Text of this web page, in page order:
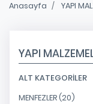
Anasayfa YAPI
YAPI
ALT KATEGORILER
MENFEZLER (20)